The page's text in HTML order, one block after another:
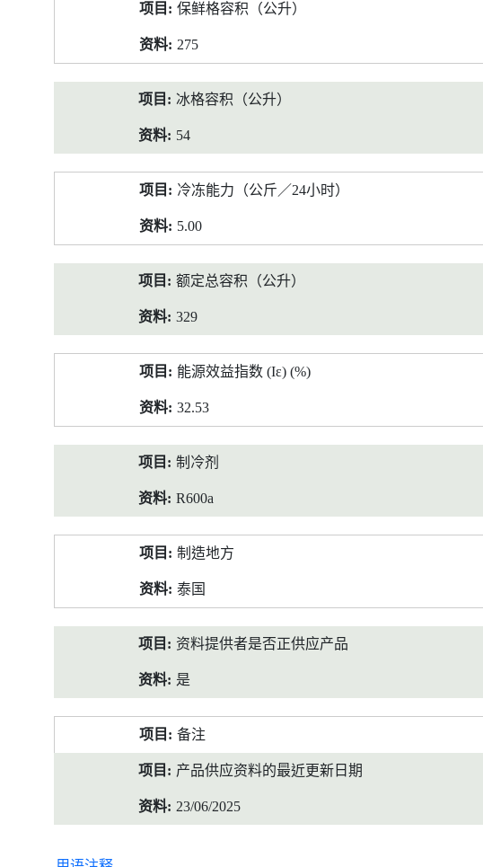
保鲜格容积（公升）
275
冰格容积（公升）
54
冷冻能力（公斤／24小时）
5.00
额定总容积（公升）
329
能源效益指数 (Iε) (%)
32.53
制冷剂
R600a
制造地方
泰国
资料提供者是否正供应产品
是
备注
产品供应资料的最近更新日期
23/06/2025